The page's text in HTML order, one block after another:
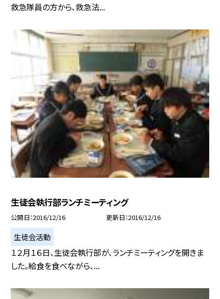
救急隊員の方から、救急法...
生徒会執行部ランチミーティング
公開日 2016/12/16 更新日 2016/12/16
生徒会活動
１２月１６日、生徒会執行部が、ランチミーティングを開きま
した。給食を食べながら、...